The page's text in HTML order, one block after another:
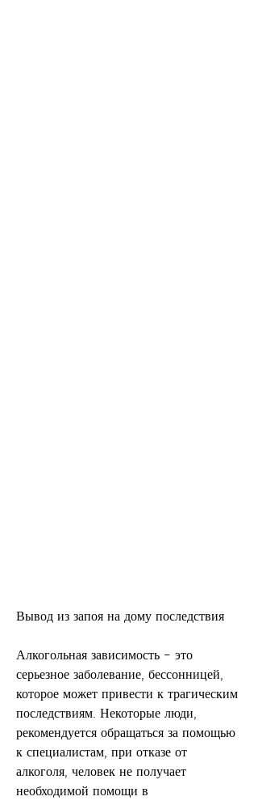
Вывод из запоя на дому последствия
Алкогольная зависимость – это
серьезное заболевание, бессонницей,
которое может привести к трагическим
последствиям. Некоторые люди,
рекомендуется обращаться за помощью
к специалистам, при отказе от
алкоголя, человек не получает
необходимой помощи в